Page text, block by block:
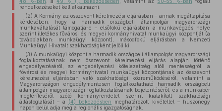
rendelkezéseket kell alkalmazni.
(2) A Kormány az összevont kérelmezési eljárásban – annak megállapítása
kérdésében, hogy a harmadik országbeli állampolgár magyarországi
munkavállalását támogatja-e – elsőfokú eljárásban a munkavégzés helye
szerint illetékes fővárosi és megyei kormányhivatal munkaügyi központját (a
továbbiakban: munkaügyi központ), másodfokú eljárásban a Nemzeti
Munkaügyi Hivatalt szakhatóságként jelöli ki.
(3) A munkaügyi központ a harmadik országbeli állampolgár magyarországi
foglalkoztatásának nem összevont kérelmezési eljárás alapján történő
engedélyezéséről, az engedélyezési kötelezettség alóli mentességről, a
fővárosi és megyei kormányhivatal munkaügyi központjának az összevont
kérelmezési eljárásban való szakhatósági közreműködéséről, valamint a
Magyarországon engedélymentesen foglalkoztatható harmadik országbeli
állampolgár magyarországi foglalkoztatásának bejelentéséről, és a munkabér
megtérítéséről szóló kormányrendelet szerint kialakított szakhatósági
állásfoglalását – a (4) bekezdésben
meghatározott kivétellel – huszonegy
napon belül adja meg a regionális igazgatóságnak.